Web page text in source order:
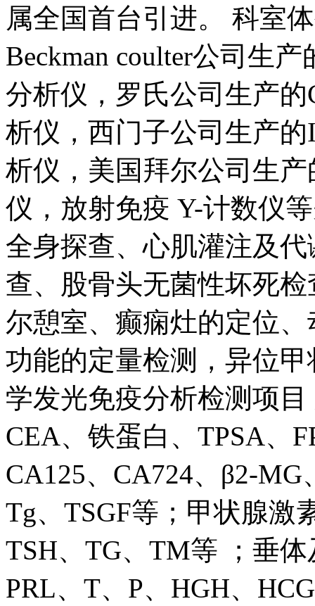
属全国首台引进。 科室
Beckman coulter公司生
分析仪，罗氏公司生产的
析仪，西门子公司生产
析仪，美国拜尔公司生
仪，放射免疫 Y-计数仪
全身探查、心肌灌注及
查、股骨头无菌性坏死
尔憩室、癫痫灶的定位
功能的定量检测，异位
学发光免疫分析检测项
CEA、铁蛋白、TPSA、
CA125、CA724、β2-
Tg、TSGF等；甲状腺激
TSH、TG、TM等 ；垂
PRL、T、P、HGH、